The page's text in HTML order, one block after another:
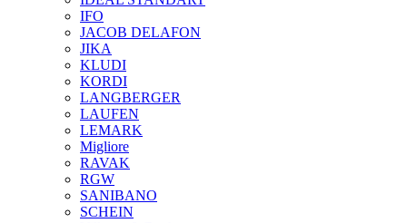
IFO
JACOB DELAFON
JIKA
KLUDI
KORDI
LANGBERGER
LAUFEN
LEMARK
Migliore
RAVAK
RGW
SANIBANO
SCHEIN